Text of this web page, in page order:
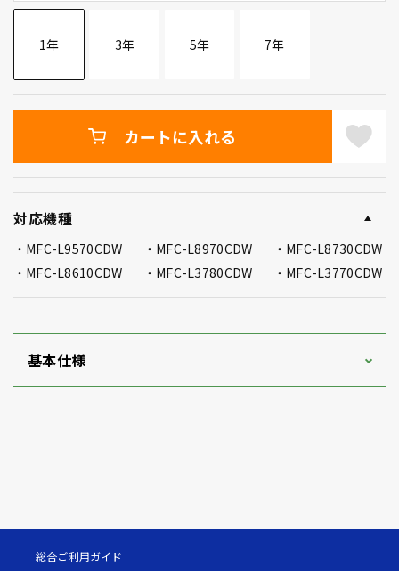
1年 3年 5年 7年
カートに入れる
対応機種
MFC-L9570CDW MFC-L8970CDW
MFC-L8730CDW
MFC-L8610CDW
MFC-L3780CDW MFC-L3770CDW
基本仕様
総合ご利用ガイド